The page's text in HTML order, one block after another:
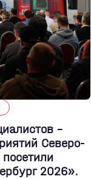
–
Северо-
2026».